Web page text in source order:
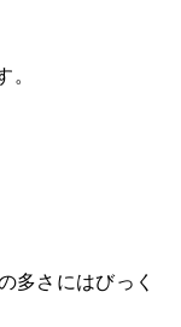
。
多さにはびっく